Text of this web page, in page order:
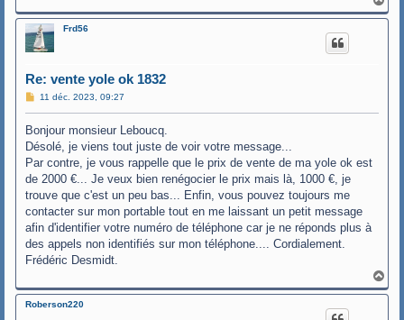
a
u
Frd56
Re: vente yole ok 1832
M
s
g
e
11 déc. 2023, 09:27
Bonjour monsieur Leboucq.
Désolé, je viens tout juste de voir votre message...
Par contre, je vous rappelle que le prix de vente de ma yole ok est
de 2000 €... Je veux bien renégocier le prix mais là, 1000 €, je
trouve que c'est un peu bas... Enfin, vous pouvez toujours me
contacter sur mon portable tout en me laissant un petit message
afin d'identifier votre numéro de téléphone car je ne réponds plus à
des appels non identifiés sur mon téléphone.... Cordialement.
Frédéric Desmidt.
a
u
Roberson220